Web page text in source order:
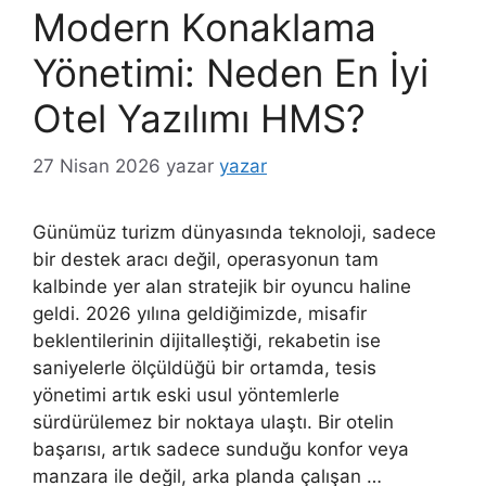
Modern Konaklama
Yönetimi: Neden En İyi
Otel Yazılımı HMS?
27 Nisan 2026 yazar yazar
Günümüz turizm dünyasında teknoloji, sadece
bir destek aracı değil, operasyonun tam
kalbinde yer alan stratejik bir oyuncu haline
geldi. 2026 yılına geldiğimizde, misafir
beklentilerinin dijitalleştiği, rekabetin ise
saniyelerle ölçüldüğü bir ortamda, tesis
yönetimi artık eski usul yöntemlerle
sürdürülemez bir noktaya ulaştı. Bir otelin
başarısı, artık sadece sunduğu konfor veya
manzara ile değil, arka planda çalışan …